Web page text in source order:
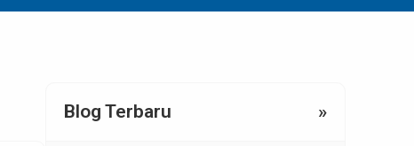
Blog Terbaru »